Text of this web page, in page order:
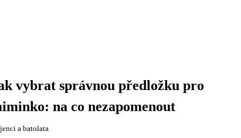
vybrat správnou předložku pro
na co nezapomenout
a batolata